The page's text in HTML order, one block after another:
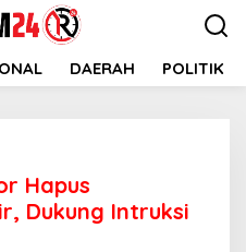
DAERAH POLITIK
Pengadaan
Hapus
Dukung Intruksi